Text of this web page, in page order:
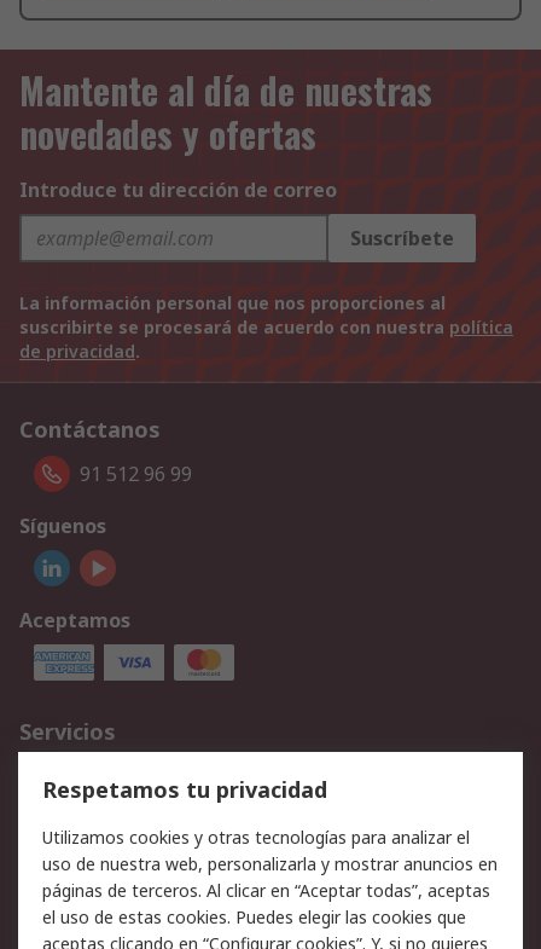
Mantente al día de nuestras
novedades y ofertas
Introduce tu dirección de correo
Suscríbete
La información personal que nos proporciones al
suscribirte se procesará de acuerdo con nuestra política
de privacidad.
Contáctanos
91 512 96 99
Síguenos
Aceptamos
Servicios
Cómo realizar pedidos
Devoluciones
Facturación y pago
Ofertas
Soporte técnico
Legal
Respetamos tu privacidad
Utilizamos cookies y otras tecnologías para analizar el
uso de nuestra web, personalizarla y mostrar anuncios en
páginas de terceros. Al clicar en “Aceptar todas”, aceptas
el uso de estas cookies. Puedes elegir las cookies que
aceptas clicando en “Configurar cookies”. Y, si no quieres